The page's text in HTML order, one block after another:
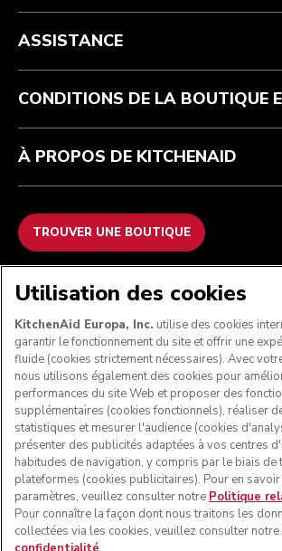
Service après-vente
Garantie et documents
Contactez-nous
Conditions générales de vente
Retours et remboursements
Imprint
ODR
La marque
Trouver une boutique
ASSISTANCE
CONDITIONS DE LA BOUTIQUE
À PROPOS DE KITCHENAID
TROUVER UNE BOUTIQUE
NOUS ACCEPTONS
SUIVEZ-NOUS
Utilisation des cookies
KitchenAid Europa, Inc. utilise des cookies
garantir le fonctionnement du site et offrir une
fluide (cookies strictement nécessaires). Avec
nous utilisons également des cookies pour
performances du site Web et proposer des
supplémentaires (cookies fonctionnels), réaliser
statistiques et mesurer l'audience (cookies
présenter des publicités adaptées à vos centres
habitudes de navigation, y compris par le biais de
plateformes (cookies publicitaires). Pour en
paramètres, veuillez consulter notre Politique
Pour connaître la façon dont nous traitons les
collectées via les cookies, veuillez consulter notre